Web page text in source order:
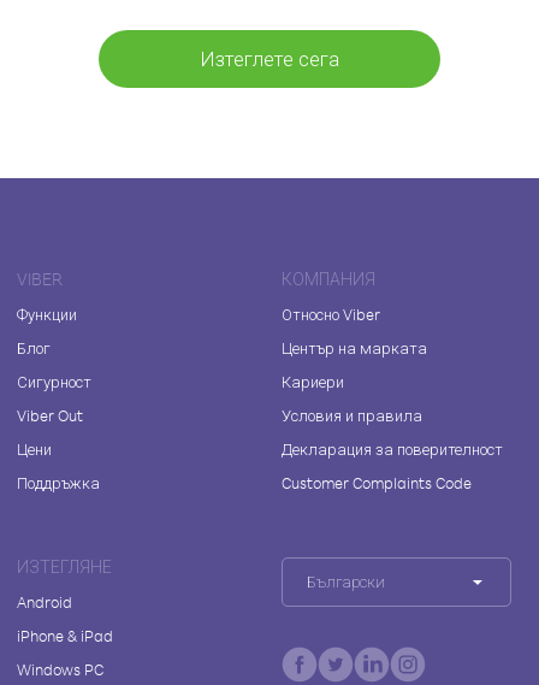
Изтеглете сега
VIBER
Функции
Блог
Сигурност
Viber Out
Цени
Поддръжка
КОМПАНИЯ
Относно Viber
Център на марката
Кариери
Условия и правила
Декларация за поверителност
Customer Complaints Code
ИЗТЕГЛЯНЕ
Android
iPhone & iPad
Windows PC
Български